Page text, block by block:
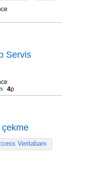
Servis
4p
Veritabanı